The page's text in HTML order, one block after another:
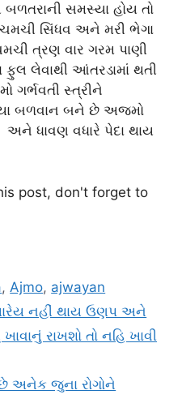
સમસ્યા હોય તો
સિંધવ અને મરી ભેગા
ત્રણ વાર ગરમ પાણી
લેવાથી આંતરડામાં થતી
ગર્ભવતી સ્ત્રીને
બળવાન બને છે અજમો
અને ધાવણ વધારે પેદા થાય
post, don't forget to
, Ajmo, ajwayan
નહીં થાય ઉણપ અને
રાખશો તો નહિ ખાવી
અનેક જુના રોગોને